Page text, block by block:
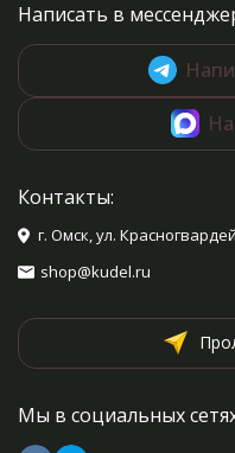
Написать в
Контакты:
г. Омск, ул.
shop@kudel.ru
Мы в социальных